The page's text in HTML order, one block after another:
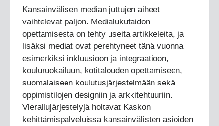
Kansainvälisen median juttujen aiheet
vaihtelevat paljon. Medialukutaidon
opettamisesta on tehty useita artikkeleita, ja
lisäksi mediat ovat perehtyneet tänä vuonna
esimerkiksi inkluusioon ja integraatioon,
kouluruokailuun, kotitalouden opettamiseen,
suomalaiseen koulutusjärjestelmään sekä
oppimistilojen designiin ja arkkitehtuuriin.
Vierailujärjestelyjä hoitavat Kaskon
kehittämispalveluissa kansainvälisten asioiden